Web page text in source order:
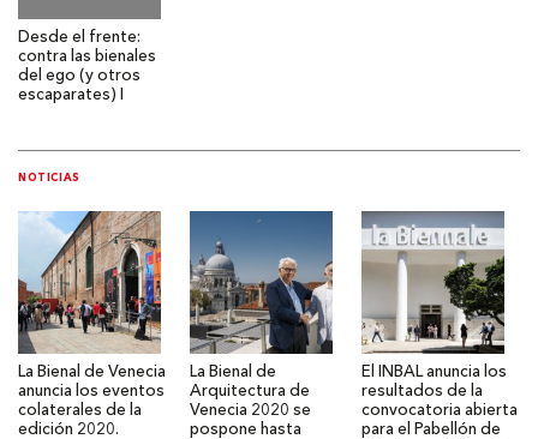
Desde el frente:
contra las bienales
del ego (y otros
escaparates) I
NOTICIAS
La Bienal de Venecia
anuncia los eventos
colaterales de la
edición 2020.
La Bienal de
Arquitectura de
Venecia 2020 se
pospone hasta
El INBAL anuncia los
resultados de la
convocatoria abierta
para el Pabellón de